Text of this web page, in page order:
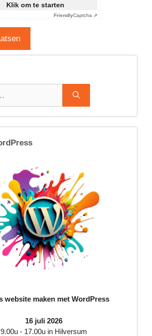
Klik om te starten
FriendlyCaptcha ⇗
website maken met WordPress
16 juli 2026
9.00u - 17.00u in Hilversum